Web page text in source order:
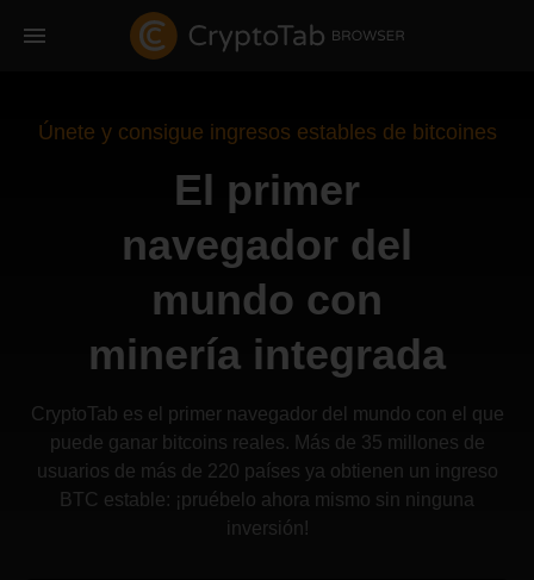
Únete y consigue ingresos estables de bitcoines
El primer
navegador del
mundo con
minería integrada
CryptoTab es el primer navegador del mundo con el que
puede ganar bitcoins reales. Más de 35 millones de
usuarios de más de 220 países ya obtienen un ingreso
BTC estable: ¡pruébelo ahora mismo sin ninguna
inversión!